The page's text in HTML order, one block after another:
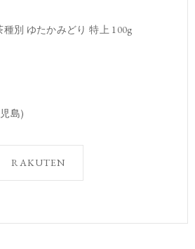
別 ゆたかみどり 特上 100g
島)
RAKUTEN